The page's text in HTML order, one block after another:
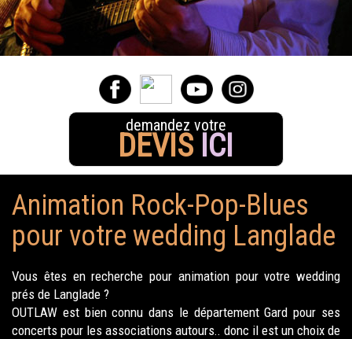
demandez votre
DEVIS ICI
Animation Rock-Pop-Blues
pour votre wedding Langlade
Vous êtes en recherche pour animation pour votre wedding
prés de Langlade ?
OUTLAW est bien connu dans le département Gard pour ses
concerts pour les associations autours.. donc il est un choix de